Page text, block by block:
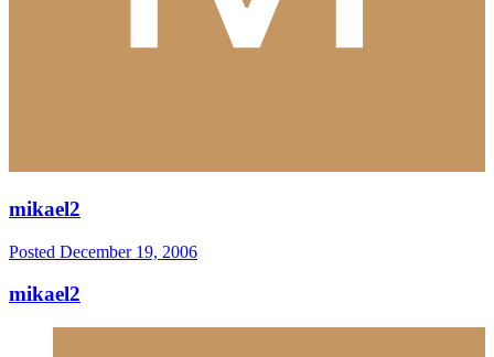
mikael2
Posted December 19, 2006
mikael2